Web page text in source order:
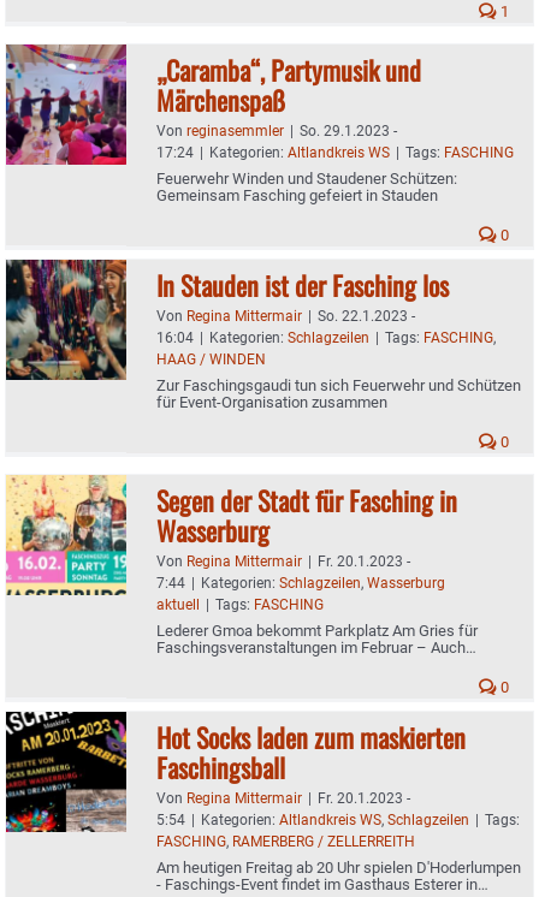
1
„Caramba“, Partymusik und
Märchenspaß
Von reginasemmler | So. 29.1.2023 -
17:24 | Kategorien: Altlandkreis WS | Tags: FASCHING
Feuerwehr Winden und Staudener Schützen:
Gemeinsam Fasching gefeiert in Stauden
0
In Stauden ist der Fasching los
Von Regina Mittermair | So. 22.1.2023 -
16:04 | Kategorien: Schlagzeilen | Tags: FASCHING,
HAAG / WINDEN
Zur Faschingsgaudi tun sich Feuerwehr und Schützen
für Event-Organisation zusammen
0
Segen der Stadt für Fasching in
Wasserburg
Von Regina Mittermair | Fr. 20.1.2023 -
7:44 | Kategorien: Schlagzeilen, Wasserburg
aktuell | Tags: FASCHING
Lederer Gmoa bekommt Parkplatz Am Gries für
Faschingsveranstaltungen im Februar – Auch
0
Hot Socks laden zum maskierten
Faschingsball
Von Regina Mittermair | Fr. 20.1.2023 -
5:54 | Kategorien: Altlandkreis WS, Schlagzeilen | Tags:
FASCHING, RAMERBERG / ZELLERREITH
Am heutigen Freitag ab 20 Uhr spielen D'Hoderlumpen
- Faschings-Event findet im Gasthaus Esterer in